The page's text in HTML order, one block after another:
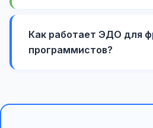
Как работает ЭДО для
программистов?